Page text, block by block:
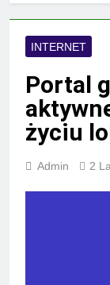
INTERNET
Portal
życiu
Admin 2